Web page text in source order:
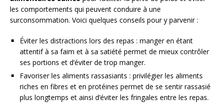
les comportements qui peuvent conduire à une
surconsommation. Voici quelques conseils pour y parvenir :
Éviter les distractions lors des repas : manger en étant
attentif à sa faim et à sa satiété permet de mieux contrôler
ses portions et d’éviter de trop manger.
Favoriser les aliments rassasiants : privilégier les aliments
riches en fibres et en protéines permet de se sentir rassasié
plus longtemps et ainsi d’éviter les fringales entre les repas.